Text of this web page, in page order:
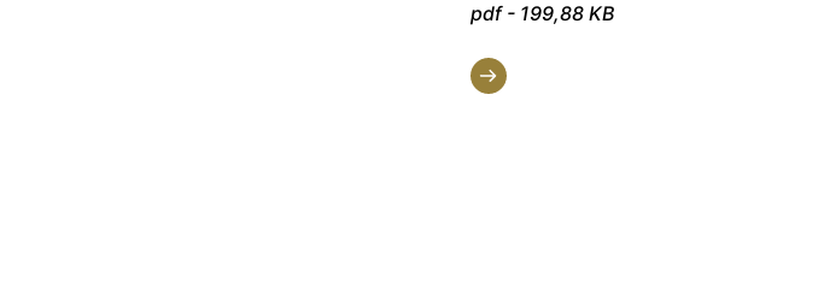
pdf - 199,88 KB